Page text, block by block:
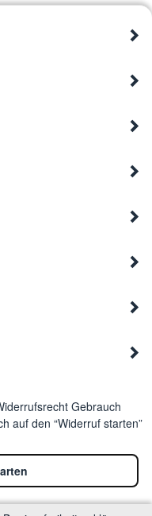
Gebrauch
auf den “Widerruf starten”